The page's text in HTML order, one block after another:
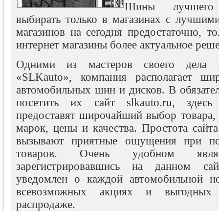
Шины лучшего
выбирать только в магазинах с
магазинов на сегодня предостаточно,
интернет магазины более актуальное
Одними из мастеров своего дела
«SLKauto», компания располагает
автомобильных шин и дисков. В
посетить их сайт slkauto.ru,
предоставят широчайший выбор
марок, цены и качества. Простота
вызывают приятные ощущения при
товаров. Очень удобном
зарегистрировавшись на данном
уведомлен о каждой автомобильной
всевозможных акциях и выгодных
распродаже.